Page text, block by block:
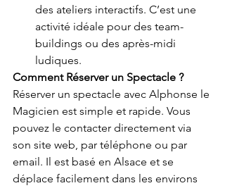
des ateliers interactifs. C’est une
activité idéale pour des team-
buildings ou des après-midi
ludiques.
Comment Réserver un Spectacle ?
Réserver un spectacle avec Alphonse le
Magicien est simple et rapide. Vous
pouvez le contacter directement via
son site web, par téléphone ou par
email. Il est basé en Alsace et se
déplace facilement dans les environs